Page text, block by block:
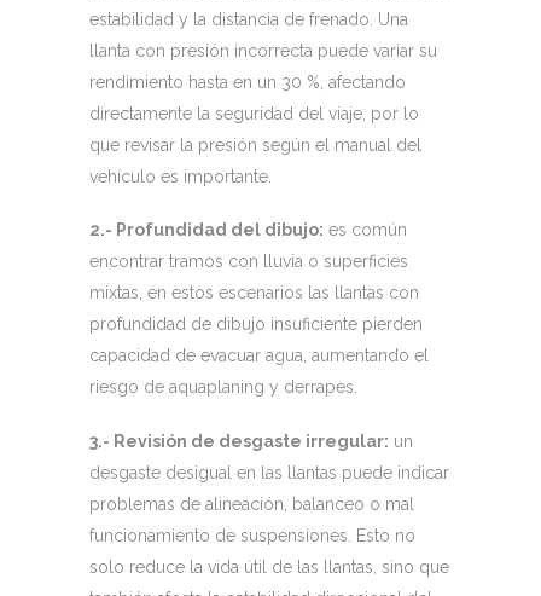
estabilidad y la distancia de frenado. Una
llanta con presión incorrecta puede variar su
rendimiento hasta en un 30 %, afectando
directamente la seguridad del viaje, por lo
que revisar la presión según el manual del
vehículo es importante.
2.- Profundidad del dibujo: es común
encontrar tramos con lluvia o superficies
mixtas, en estos escenarios las llantas con
profundidad de dibujo insuficiente pierden
capacidad de evacuar agua, aumentando el
riesgo de aquaplaning y derrapes.
3.- Revisión de desgaste irregular: un
desgaste desigual en las llantas puede indicar
problemas de alineación, balanceo o mal
funcionamiento de suspensiones. Esto no
solo reduce la vida útil de las llantas, sino que